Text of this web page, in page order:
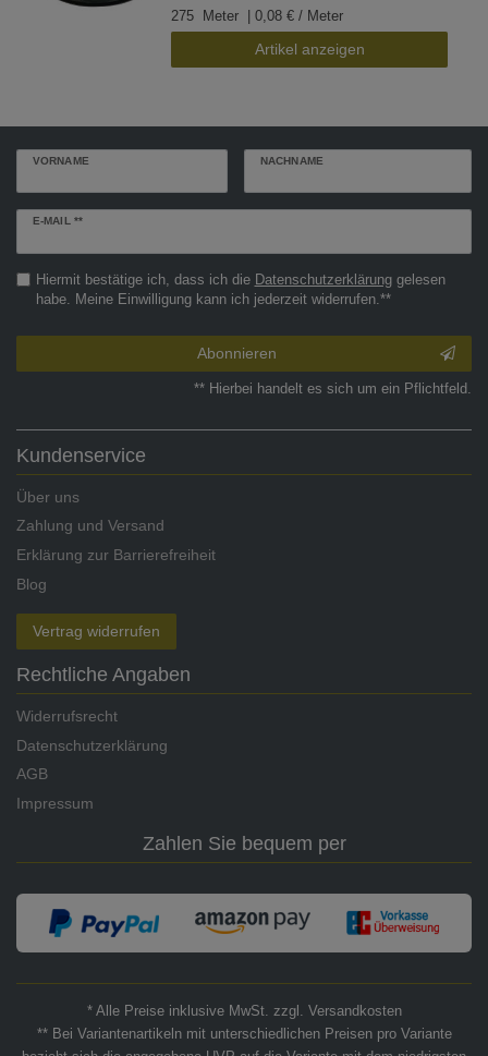
275 Meter | 0,08 € / Meter
Artikel anzeigen
VORNAME NACHNAME
E-MAIL **
Newsletter
Hiermit bestätige ich, dass ich die Daten­schutz­erklärunggelesen
habe. Meine Einwilligung kann ich jederzeit widerrufen.**
Abonnieren
** Hierbei handelt es sich um ein Pflichtfeld.
Kundenservice
Über uns
Zahlung und Versand
Erklärung zur Barrierefreiheit
Blog
Vertrag widerrufen
Rechtliche Angaben
Widerrufsrecht
Datenschutzerklärung
AGB
Impressum
Zahlen Sie bequem per
* Alle Preise inklusive MwSt. zzgl. Versandkosten
** Bei Variantenartikeln mit unterschiedlichen Preisen pro Variante